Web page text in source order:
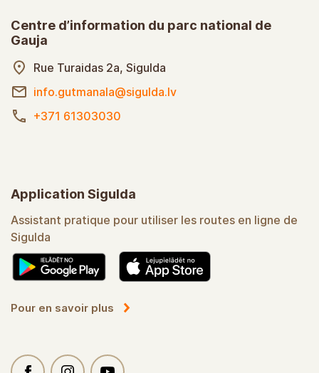
Centre d’information du parc national de
Gauja
Rue Turaidas 2a, Sigulda
info.gutmanala@sigulda.lv
+371 61303030
Application Sigulda
Assistant pratique pour utiliser les routes en ligne de
Sigulda
Pour en savoir plus